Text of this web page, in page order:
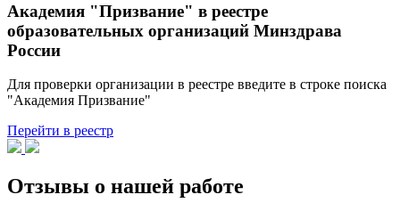
Академия "Призвание" в реестре
образовательных организаций Минздрава
России
Для проверки организации в реестре введите в строке поиска
"Академия Призвание"
Перейти в реестр
Отзывы о нашей работе